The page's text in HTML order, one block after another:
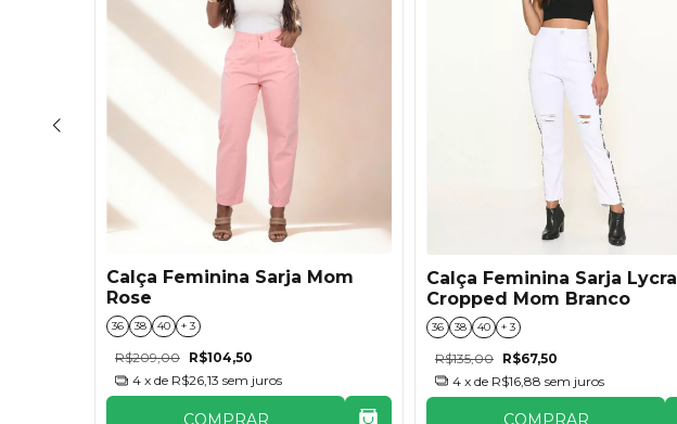
Calça Feminina Sarja Mom
Rose
36 38 40 + 3
R$209,00 R$104,50
4 x de R$26,13 sem juros
COMPRAR
Calça Feminina Sarja Lycra
Cropped Mom Branco
36 38 40 + 3
R$135,00 R$67,50
4 x de R$16,88 sem juros
COMPRAR